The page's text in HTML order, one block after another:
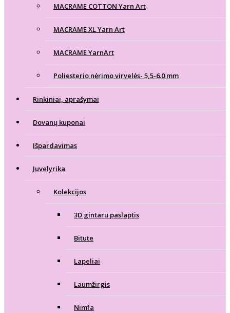
MACRAME COTTON Yarn Art
MACRAME XL Yarn Art
MACRAME YarnArt
Poliesterio nėrimo virvelės- 5,5-6.0 mm
Rinkiniai, aprašymai
Dovanų kuponai
Išpardavimas
Juvelyrika
Kolekcijos
3D gintaru paslaptis
Bitute
Lapeliai
Laumžirgis
Nimfa